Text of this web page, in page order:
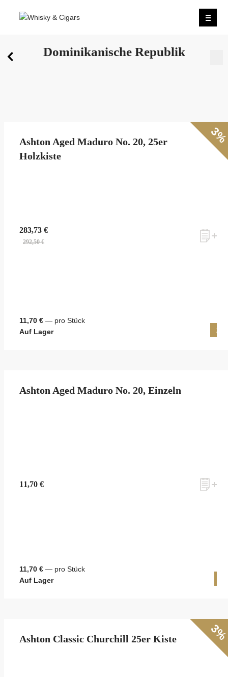
Wir wurden zum besten Whiskyshop Deutschlands
Dominikanische Republik
Ashton Aged Maduro No. 20, 25er
Holzkiste
292,50 €
283,73 €
11,70 € — pro Stück
Auf Lager
25
Ashton Aged Maduro No. 20, Einzeln
11,70 €
11,70 € — pro Stück
Auf Lager
Ashton Classic Churchill 25er Kiste